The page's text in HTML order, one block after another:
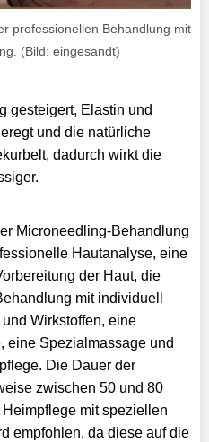
professionellen Behandlung mit
(Bild: eingesandt)
gesteigert, Elastin und
und die natürliche
dadurch wirkt die
Microneedling-Behandlung
Hautanalyse, eine
der Haut, die
mit individuell
Wirkstoffen, eine
eine Spezialmassage und
Die Dauer der
zwischen 50 und 80
mit speziellen
empfohlen, da diese auf die